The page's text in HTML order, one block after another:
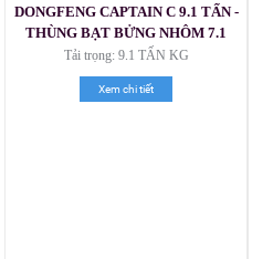
DONGFENG CAPTAIN C 9.1 TẤN -
THÙNG BẠT BỬNG NHÔM 7.1
MÉT
Tải trọng: 9.1 TẤN KG
Xem chi tiết